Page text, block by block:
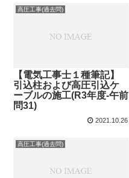
高圧工事(過去問)
【電気工事士１種筆記】
引込柱および高圧引込ケ
ーブルの施工(R3年度-午前
問31)
2021.10.26
高圧工事(過去問)